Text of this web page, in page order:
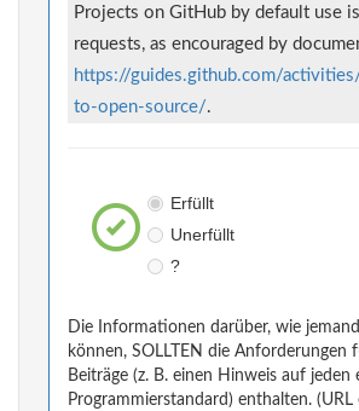
Projects on GitHub by default use
requests, as encouraged by
https://guides.github.com/
to-open-source/.
Erfüllt
Unerfüllt
?
Die Informationen darüber, wie
können, SOLLTEN die Anforderungen
Beiträge (z. B. einen Hinweis auf jeden
Programmierstandard) enthalten.